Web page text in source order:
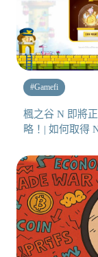
#Gamefi
楓之谷 N 即將
略！| 如何取得